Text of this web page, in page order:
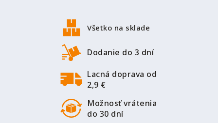
Všetko na sklade
Dodanie do 3 dní
Lacná doprava od
2,9 €
Možnosť vrátenia
do 30 dní